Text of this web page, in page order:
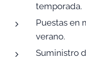
temporada.
Puestas en
verano.
Suministro